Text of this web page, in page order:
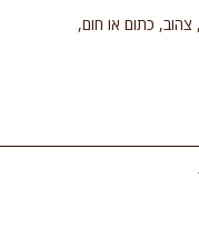
כתום או חום,